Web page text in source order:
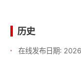
历史
在线发布日期: